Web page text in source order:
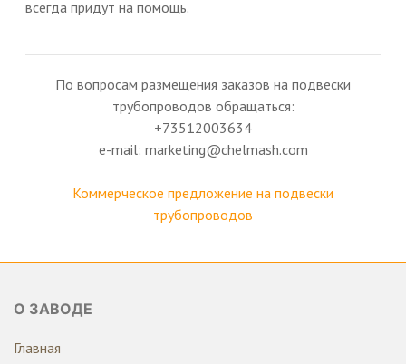
всегда придут на помощь.
По вопросам размещения заказов на подвески
трубопроводов обращаться:
+73512003634
e-mail: marketing@chelmash.com
Коммерческое предложение на подвески
трубопроводов
О ЗАВОДЕ
Главная